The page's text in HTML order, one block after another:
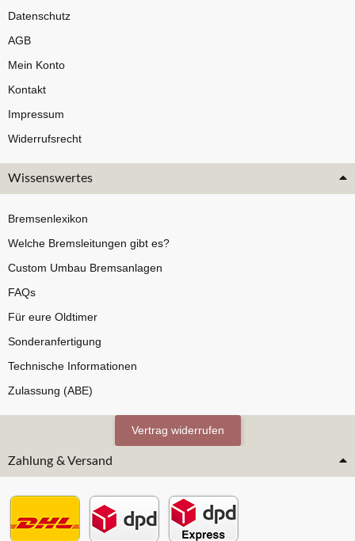
Datenschutz
AGB
Mein Konto
Kontakt
Impressum
Widerrufsrecht
Wissenswertes
Bremsenlexikon
Welche Bremsleitungen gibt es?
Custom Umbau Bremsanlagen
FAQs
Für eure Oldtimer
Sonderanfertigung
Technische Informationen
Zulassung (ABE)
Vertrag widerrufen
Zahlung & Versand